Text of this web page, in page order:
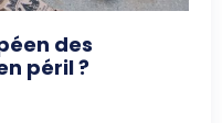
des
péril ?